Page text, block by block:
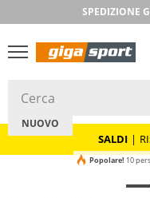
SPEDIZIONE30
SALDI
SALDI |
NUOVO
Popolare! 10